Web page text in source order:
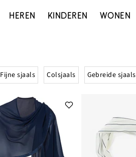
HEREN KINDEREN WONEN
Fijne sjaals Colsjaals Gebreide sjaals